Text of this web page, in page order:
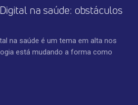
na saúde: obstáculos
na saúde é um tema em alta nos
está mudando a forma como